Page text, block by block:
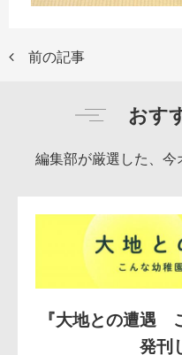
前の記事
おす
編集部が厳選した、今
『大地との遭遇
発刊